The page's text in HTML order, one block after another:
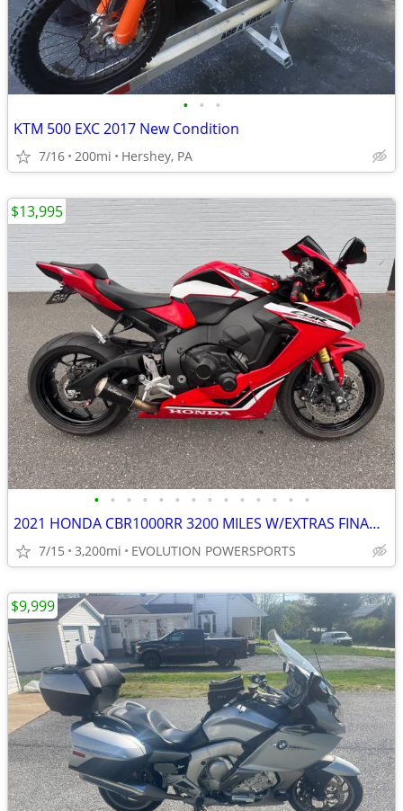
• • •
KTM 500 EXC 2017 New Condition
7/16 200mi Hershey, PA
• • • • • • • • • • • • • •
2021 HONDA CBR1000RR 3200 MILES W/EXTRAS FINANCING AVAILABLE
7/15 3,200mi EVOLUTION POWERSPORTS
$13,995
$9,999